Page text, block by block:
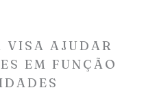
VISA AJUDAR
EM FUNÇÃO